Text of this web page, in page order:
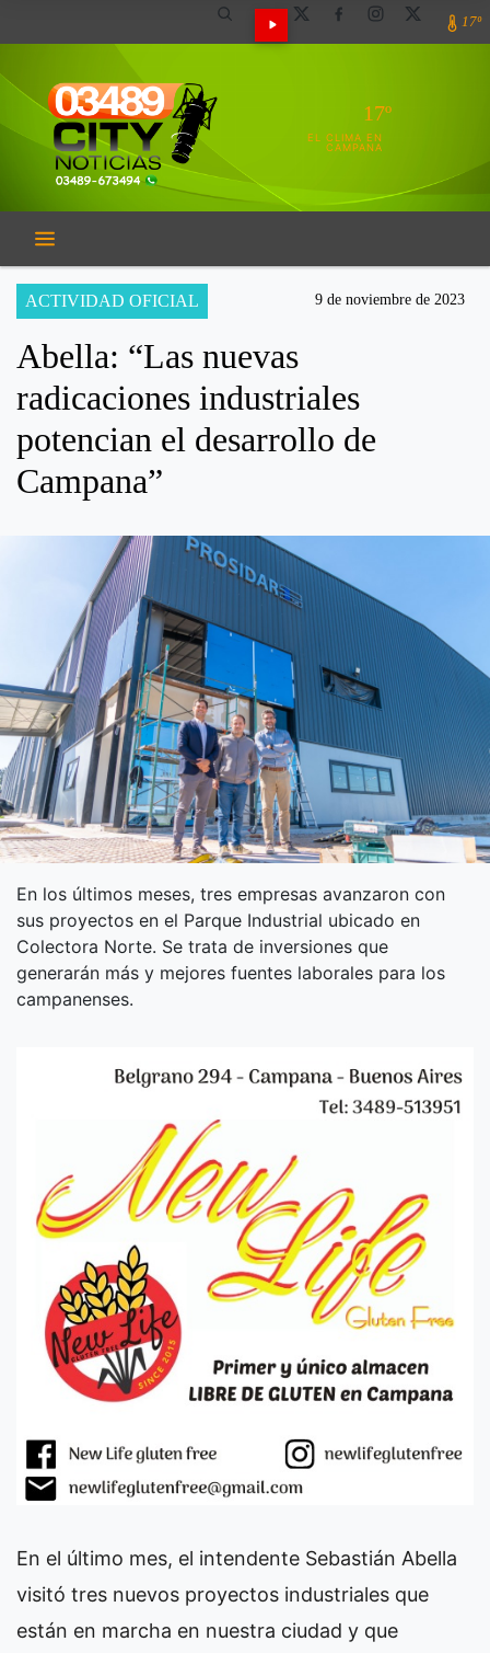
17º
17º
EL CLIMA EN
CAMPANA
ACTIVIDAD OFICIAL 9 de noviembre de 2023
Abella: “Las nuevas
radicaciones industriales
potencian el desarrollo de
Campana”
En los últimos meses, tres empresas avanzaron con
sus proyectos en el Parque Industrial ubicado en
Colectora Norte. Se trata de inversiones que
generarán más y mejores fuentes laborales para los
campanenses.
En el último mes, el intendente Sebastián Abella
visitó tres nuevos proyectos industriales que
están en marcha en nuestra ciudad y que